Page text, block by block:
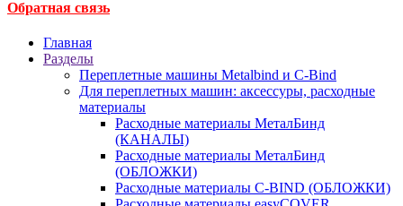
Обратная связь
Главная
Разделы
Переплетные машины Metalbind и C-Bind
Для переплетных машин: аксессуры, расходные
материалы
Расходные материалы МеталБинд
(КАНАЛЫ)
Расходные материалы МеталБинд
(ОБЛОЖКИ)
Расходные материалы C-BIND (ОБЛОЖКИ)